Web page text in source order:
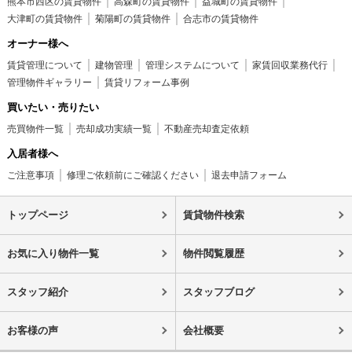
大津町の賃貸物件
菊陽町の賃貸物件 合志市の賃貸物件
オーナー様へ
賃貸管理について 建物管理 管理システムについて
家賃回収業務代行
管理物件ギャラリー
賃貸リフォーム事例
買いたい・売りたい
売買物件一覧 売却成功実績一覧 不動産売却査定依頼
入居者様へ
ご注意事項 修理ご依頼前にご確認ください 退去申請フォーム
トップページ 賃貸物件検索
お気に入り物件一覧 物件閲覧履歴
スタッフ紹介 スタッフブログ
お客様の声 会社概要